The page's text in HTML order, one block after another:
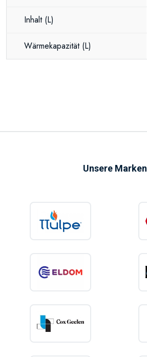
Inhalt (L)
Wärmekapazität (L)
Unsere Marken